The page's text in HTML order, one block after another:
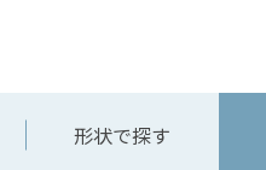
形状で探す